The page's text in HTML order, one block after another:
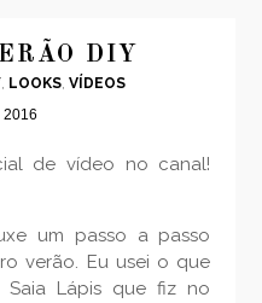
DIY
, LOOKS, VÍDEOS
2016
de vídeo no canal!
um passo a passo
verão. Eu usei o que
Lápis que fiz no